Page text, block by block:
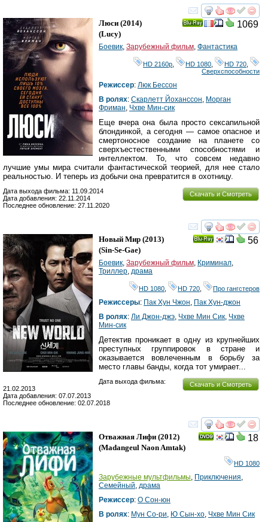
смотреть
1069
Люси (2014)
(Lucy)
Боевик, Зарубежный фильм, Фантастика
HD 2160р HD 1080 HD 720
Сверхспособности
Режиссер: Люк Бессон
В ролях: Скарлетт Йоханссон, Морган
Фриман, Чхве Мин-сик
Еще вчера она была просто сексапильной
блондинкой, а сегодня — самое опасное и
смертоносное создание на планете со
сверхъестественными способностями и
интеллектом. То, что совсем недавно
лучшие умы мира считали фантастической теорией, для нее стало
реальностью. И теперь из добычи она превратится в охотницу.
Скачать и Смотреть
Дата выхода фильма: 11.09.2014
Дата добавления: 22.11.2014
Последнее обновление: 27.11.2020
смотреть
56
Новый Мир (2013)
(Sin-Se-Gae)
Боевик, Зарубежный фильм, Криминал,
Триллер, драма
HD 1080 HD 720 Про гангстеров
Режиссеры: Пак Хун Чжон, Пак Хун-джон
В ролях: Ли Джон-джэ, Чхве Мин Сик, Чхве
Мин-сик
Детектив проникает в одну из крупнейших
преступных группировок в стране и
оказывается вовлеченным в борьбу за
место главы банды, когда тот умирает...
Скачать и Смотреть
Дата выхода фильма:
21.02.2013
Дата добавления: 07.07.2013
Последнее обновление: 02.07.2018
смотреть
18
Отважная Лифи (2012)
(Madangeul Naon Amtak)
HD 1080
Зарубежные мультфильмы Приключения
Семейный драма
Режиссер: О Сон-юн
В ролях: Мун Со-ри Ю Сын-хо Чхве Мин Сик